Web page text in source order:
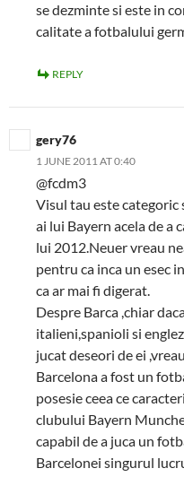
se dezminte si este in
calitate a fotbalului
REPLY
gery76
1 JUNE 2011 AT 0:40
@fcdm3
Visul tau este
ai lui Bayern acela de a
lui 2012.Neuer vreau
pentru ca inca un esec
ca ar mai fi digerat.
Despre Barca ,chiar
italieni,spanioli si
jucat deseori de ei
Barcelona a fost un
posesie ceea ce
clubului Bayern
capabil de a juca un
Barcelonei singurul